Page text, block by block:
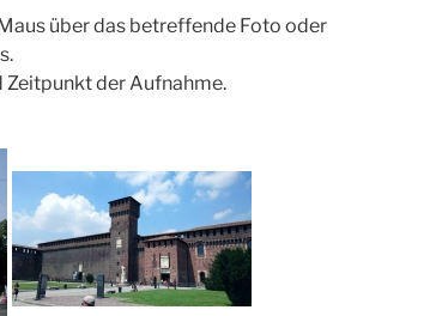
über das betreffende Foto oder
Zeitpunkt der Aufnahme.